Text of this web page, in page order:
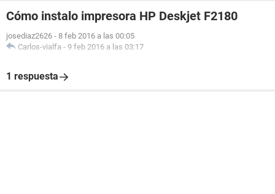
Cómo instalo impresora HP Deskjet F2180
josediaz2626 - 8 feb 2016 a las 00:05
Carlos-vialfa - 9 feb 2016 a las 03:17
1 respuesta